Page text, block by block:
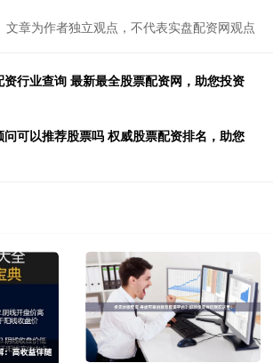
文章为作者独立观点，不代表实盘配资网观点
资行业查询 最新最全股票配资网，助您投资
问可以推荐股票吗 权威股票配资排名，助您